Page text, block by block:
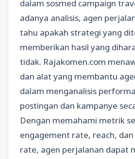
dalam sosmed campaign
adanya analisis, agen
tahu apakah strategi yang
memberikan hasil yang
tidak. Rajakomen.com
dan alat yang membantu
dalam menganalisis
postingan dan kampanye
Dengan memahami metrik
engagement rate, reach,
rate, agen perjalanan dapat